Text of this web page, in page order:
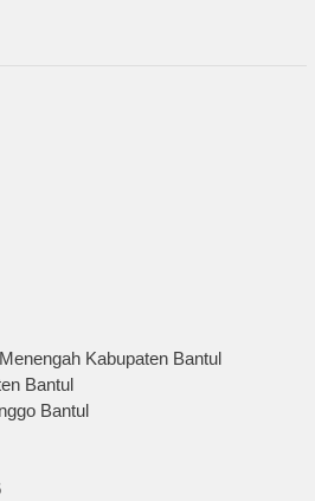
Kabupaten Bantul
Bantul
Bantul